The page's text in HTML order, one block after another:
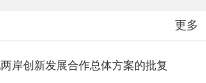
更多
岸创新发展合作总体方案的批复